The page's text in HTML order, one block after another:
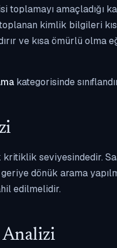
toplamayı amaçladığı
kimlik bilgileri
ve kısa ömürlü
kategorisinde
kritiklik seviyesindedir.
dönük arama
edilmelidir.
Analizi